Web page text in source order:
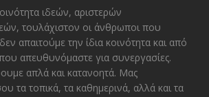
ιδεών, αριστερών
τουλάχιστον οι άνθρωποι που
απαιτούμε την ίδια κοινότητα και από
απευθυνόμαστε για συνεργασίες.
απλά και κατανοητά. Μας
τα τοπικά, τα καθημερινά, αλλά και τα